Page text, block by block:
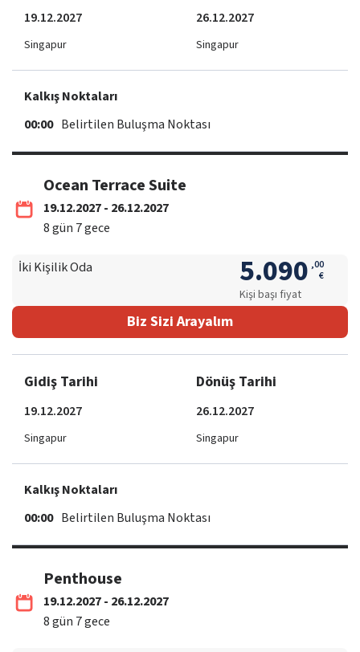
19.12.2027
Singapur
26.12.2027
Singapur
Kalkış Noktaları
00:00 Belirtilen Buluşma Noktası
Ocean Terrace Suite
19.12.2027 - 26.12.2027
8gün 7gece
İki Kişilik Oda 5.090 ,00
€
Kişi başı fiyat
Biz Sizi Arayalım
Gidiş Tarihi
19.12.2027
Singapur
Dönüş Tarihi
26.12.2027
Singapur
Kalkış Noktaları
00:00 Belirtilen Buluşma Noktası
Penthouse
19.12.2027 - 26.12.2027
8gün 7gece